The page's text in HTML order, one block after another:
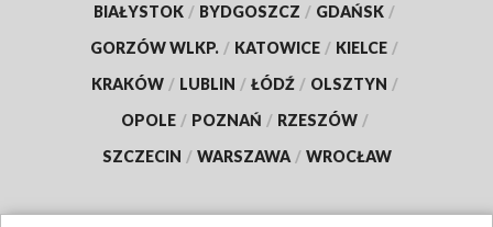
BIAŁYSTOK / BYDGOSZCZ / GDAŃSK /
GORZÓW WLKP. / KATOWICE / KIELCE /
KRAKÓW / LUBLIN / ŁÓDŹ / OLSZTYN /
OPOLE / POZNAŃ / RZESZÓW /
SZCZECIN / WARSZAWA / WROCŁAW